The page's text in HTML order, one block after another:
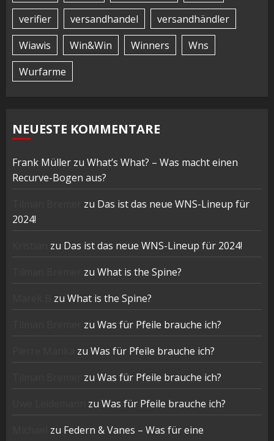
verifier
versandhandel
versandhändler
Wiawis
Win&Win Winners
Wns
Wurfarme
NEUESTE KOMMENTARE
Frank Müller zu What’s What? – Was macht einen
Recurve-Bogen aus?
zu Das ist das neue WNS-Lineup für
2024!
zu Das ist das neue WNS-Lineup für 2024!
zu What is the Spine?
zu What is the Spine?
zu Was für Pfeile brauche ich?
zu Was für Pfeile brauche ich?
zu Was für Pfeile brauche ich?
zu Was für Pfeile brauche ich?
zu Federn & Vanes – Was für eine